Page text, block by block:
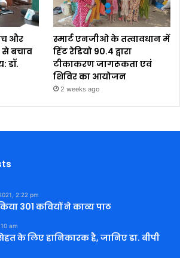
और
से बचाव
डॉ.
स्मार्ट एनजीओ के तत्वावधान में
हिंट रेडियो 90.4 द्वारा
टीकाकरण जागरूकता एवं
शिविर का आयोजन
2 weeks ago
2:22 pm
301 कवियों ने काव्य पाठ
am
के लिए हानिकारक है, जानिए डा. बीपी